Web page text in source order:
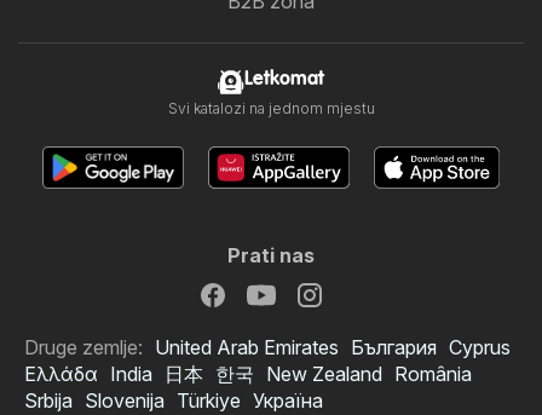
Letkomat
Svi katalozi na jednom mjestu
Prati nas
Druge zemlje: United Arab Emirates България Cyprus
Ελλάδα India 日本 한국 New Zealand România
Srbija Slovenija Türkiye Україна